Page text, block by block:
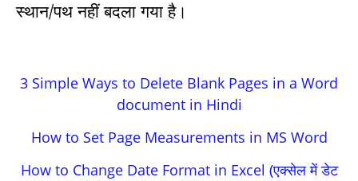
स्थान/पथ नहीं बदला गया है।
3 Simple Ways to Delete Blank Pages in a Word
document in Hindi
How to Set Page Measurements in MS Word
How to Change Date Format in Excel (एक्सेल में डेट